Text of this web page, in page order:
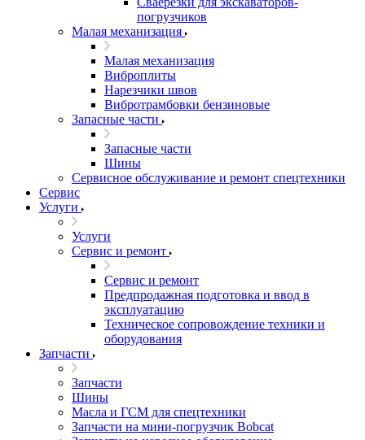
погрузчиков
Малая механизация
Малая механизация
Виброплиты
Нарезчики швов
Вибротрамбовки бензиновые
Запасные части
Запасные части
Шины
Сервисное обслуживание и ремонт спецтехники
Сервис
Услуги
Услуги
Сервис и ремонт
Сервис и ремонт
Предпродажная подготовка и ввод в
эксплуатацию
Техническое сопровождение техники и
оборудования
Запчасти
Запчасти
Шины
Масла и ГСМ для спецтехники
Запчасти на мини-погрузчик Bobcat